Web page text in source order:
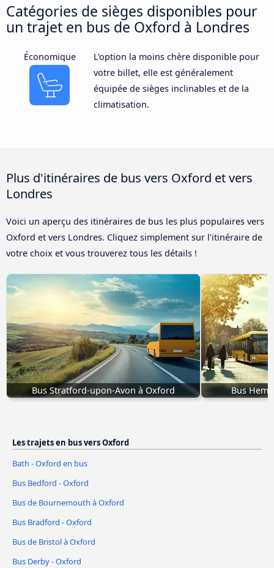
Catégories de sièges disponibles pour
un trajet en bus de Oxford à Londres
Économique
L'option la moins chère disponible pour
votre billet, elle est généralement
équipée de sièges inclinables et de la
climatisation.
Plus d'itinéraires de bus vers Oxford et vers
Londres
Voici un aperçu des itinéraires de bus les plus populaires vers
Oxford et vers Londres. Cliquez simplement sur l'itinéraire de
votre choix et vous trouverez tous les détails !
Bus Stratford-upon-Avon à Oxford Bus
Les trajets en bus vers Oxford
Bath - Oxford en bus
Bus Bedford - Oxford
Bus de Bournemouth à Oxford
Bus Bradford - Oxford
Bus de Bristol à Oxford
Bus Derby - Oxford